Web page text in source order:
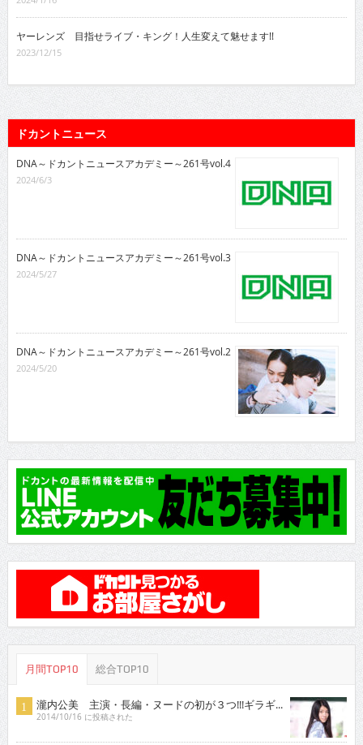
ヤーレンズ 目指せライブ・キング！人生変えて魅せます!!
2023/12/15
ドカントニュース
DNA～ドカントニュースアカデミー～261号vol.4
2024/6/3
DNA～ドカントニュースアカデミー～261号vol.3
2024/5/27
DNA～ドカントニュースアカデミー～261号vol.2
2024/5/20
月間TOP10 総合TOP10
瀧内公美 主演・長編・ヌードの初が３つ!!!ギラギ...
2014/10/16 に投稿された